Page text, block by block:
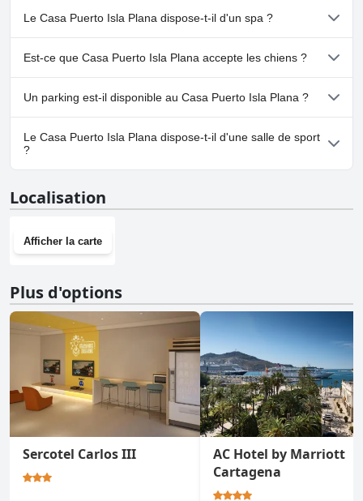
Oui, Casa Puerto Isla Plana dispose de piscine(s) appartenant à
une ou plusieurs des catégories suivantes : Piscine Extérieure.
Le Casa Puerto Isla Plana dispose-t-il d'un spa ?
Non, il n'y a pas de spa à Casa Puerto Isla Plana.
Est-ce que Casa Puerto Isla Plana accepte les chiens ?
Non, Casa Puerto Isla Plana n'accepte pas les chiens.
Un parking est-il disponible au Casa Puerto Isla Plana ?
Non, il n'y a pas de parking à Casa Puerto Isla Plana.
Le Casa Puerto Isla Plana dispose-t-il d'une salle de sport
?
Localisation
Afficher la carte
Plus d'options
Sercotel Carlos III
AC Hotel by Marriott
Cartagena